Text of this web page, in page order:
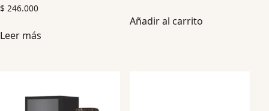
$ 246.000
Leer más
Añadir al carrito